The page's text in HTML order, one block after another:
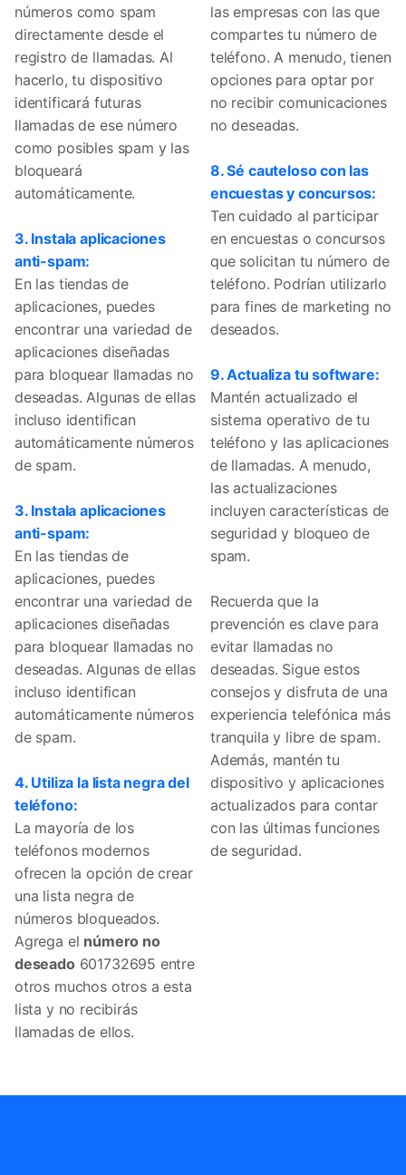
números como spam
directamente desde el
registro de llamadas. Al
hacerlo, tu dispositivo
identificará futuras
llamadas de ese número
como posibles spam y las
bloqueará
automáticamente.
3. Instala aplicaciones
anti-spam:
En las tiendas de
aplicaciones, puedes
encontrar una variedad de
aplicaciones diseñadas
para bloquear llamadas no
deseadas. Algunas de ellas
incluso identifican
automáticamente números
de spam.
3. Instala aplicaciones
anti-spam:
En las tiendas de
aplicaciones, puedes
encontrar una variedad de
aplicaciones diseñadas
para bloquear llamadas no
deseadas. Algunas de ellas
incluso identifican
automáticamente números
de spam.
4. Utiliza la lista negra del
teléfono:
La mayoría de los
teléfonos modernos
ofrecen la opción de crear
una lista negra de
números bloqueados.
Agrega el número no
deseado 601732695 entre
otros muchos otros a esta
lista y no recibirás
llamadas de ellos.
las empresas con las que
compartes tu número de
teléfono. A menudo, tienen
opciones para optar por
no recibir comunicaciones
no deseadas.
8. Sé cauteloso con las
encuestas y concursos:
Ten cuidado al participar
en encuestas o concursos
que solicitan tu número de
teléfono. Podrían utilizarlo
para fines de marketing no
deseados.
9. Actualiza tu software:
Mantén actualizado el
sistema operativo de tu
teléfono y las aplicaciones
de llamadas. A menudo,
las actualizaciones
incluyen características de
seguridad y bloqueo de
spam.
Recuerda que la
prevención es clave para
evitar llamadas no
deseadas. Sigue estos
consejos y disfruta de una
experiencia telefónica más
tranquila y libre de spam.
Además, mantén tu
dispositivo y aplicaciones
actualizados para contar
con las últimas funciones
de seguridad.